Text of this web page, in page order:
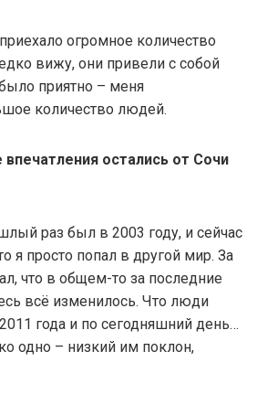
огромное количество
вижу, они привели с собой
приятно – меня
количество людей.
остались от Сочи
раз был в 2003 году, и сейчас
я просто попал в другой мир. За
что в общем-то за последние
всё изменилось. Что люди
года и по сегодняшний день…
одно – низкий им поклон,